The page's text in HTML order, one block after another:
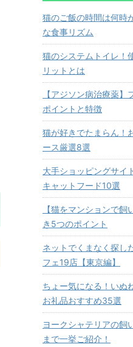
猫のご飯の時間は何時
な食事リズム
猫のシステムトイレ！
リットとは
【アジソン病治療薬
ポイントと特徴
猫が好きでたまらん！
ース厳選8選
大手ショッピングサイ
キャットフード10選
【猫をマンションで
き5つのポイント
ネットでくまなく探し
フェ19店【東京編】
ちょー気になる！いぬ
お礼品おすすめ35選
ヨークシャテリアの飼
まで一挙ご紹介！